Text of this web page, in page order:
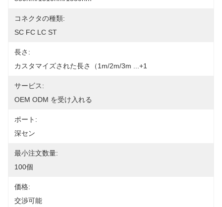
コネクタの種類:
SC FC LC ST
長さ:
カスタマイズされた長さ（1m/2m/3m ...+1
サービス:
OEM ODM を受け入れる
ポート:
深セン
最小注文数量:
100個
価格:
交渉可能